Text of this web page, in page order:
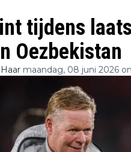
tijdens
Oezbekistan
maandag, 08 juni 2026